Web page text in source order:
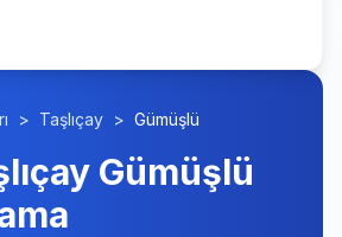
> Taşlıçay > Gümüşlü
Gümüşlü